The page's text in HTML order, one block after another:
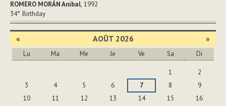
ROMERO MORÁN Anibal, 1992
34° Birthday
« AOÛT 2026 »
Lu Ma Me Je Ve Sa Di
1
2
3
4 5 6 7 8
9
10
11 12 13 14 15
16